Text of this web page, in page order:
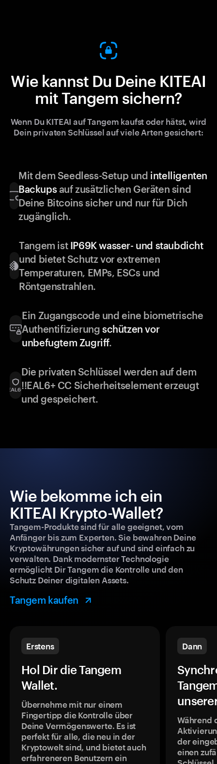
Wie kannst Du Deine KITEAI
mit Tangem sichern?
Wenn Du KITEAI auf Tangem kaufst oder hätst, wird
Dein privaten Schlüssel auf viele Arten gesichert:
Mit dem Seedless-Setup und intelligenten
Backupsauf zusätzlichen Geräten sind
Deine Bitcoins sicher und nur für Dich
zugänglich.
Tangem ist IP69K wasser- und staubdicht
und bietet Schutz vor extremen
Temperaturen, EMPs, ESCs und
Röntgenstrahlen.
Ein Zugangscode und eine biometrische
Authentifizierung schützen vor
unbefugtem Zugriff.
Die privaten Schlüssel werden auf dem
!!EAL6+ CC Sicherheitselement erzeugt
und gespeichert.
Wie bekomme ich ein
KITEAI Krypto-Wallet?
Tangem-Produkte sind für alle geeignet, vom
Anfänger bis zum Experten. Sie bewahren Deine
Kryptowährungen sicher auf und sind einfach zu
verwalten. Dank modernster Technologie
ermöglicht Dir Tangem die Kontrolle und den
Schutz Deiner digitalen Assets.
Tangem kaufen
Erstens
Hol Dir die Tangem
Wallet.
Übernehme mit nur einem
Fingertipp die Kontrolle über
Deine Vermögenswerte. Es ist
perfekt für alle, die neu in der
Kryptowelt sind, und bietet auch
erfahreneren Benutzern ein
Dann
Während
der
einen